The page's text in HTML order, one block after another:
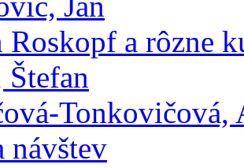
a rôzne
Tonkovičová,
návštev